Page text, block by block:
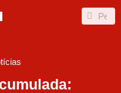
Search
Search